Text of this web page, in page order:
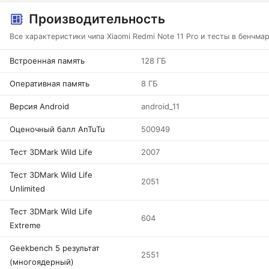
Производительность
Все характеристики чипа Xiaomi Redmi Note 11 Pro и тесты в
Встроенная память 128 ГБ
Оперативная память 8 ГБ
Версия Android android_11
Оценочный балл AnTuTu 500949
Тест 3DMark Wild Life 2007
Тест 3DMark Wild Life
Unlimited
2051
Тест 3DMark Wild Life
Extreme
604
Geekbench 5 результат
(многоядерный)
2551